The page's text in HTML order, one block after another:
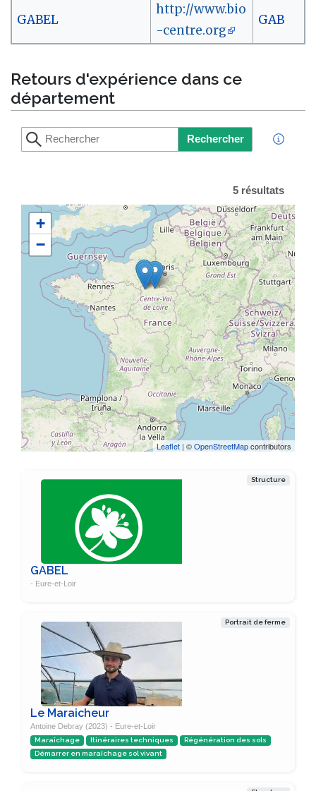
GABEL
http://www.bio
-centre.org
GAB
Retours d'expérience dans ce
département
Rechercher
5 résultats
+
−
Leaflet | ©OpenStreetMapcontributors
Structure
GABEL
- Eure-et-Loir
Portrait de ferme
Le Maraicheur
Antoine Debray (2023) - Eure-et-Loir
Maraîchage Itinéraires techniques
Régénération des sols
Démarrer en maraîchage sol vivant